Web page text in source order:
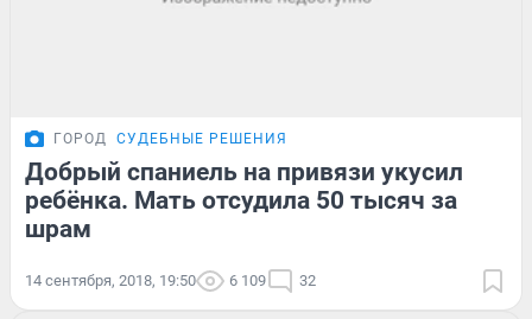
ГОРОД СУДЕБНЫЕ РЕШЕНИЯ
Добрый спаниель на привязи укусил
ребёнка. Мать отсудила 50 тысяч за
шрам
14 сентября, 2018, 19:50 6 109 32